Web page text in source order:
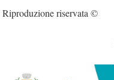
Riproduzione riservata ©